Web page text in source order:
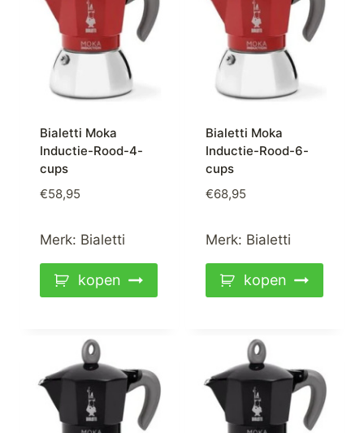
Bialetti Moka
Inductie-Rood-4-
cups
€58,95
Merk: Bialetti
kopen
Bialetti Moka
Inductie-Rood-6-
cups
€68,95
Merk: Bialetti
kopen